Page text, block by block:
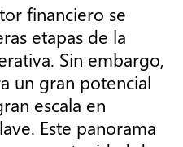
financiero se
etapas de la
Sin embargo,
un gran potencial
escala en
Este panorama